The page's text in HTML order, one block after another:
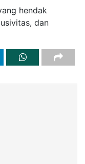
hendak
dan